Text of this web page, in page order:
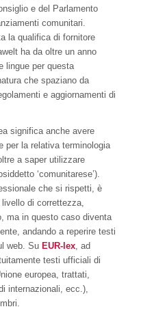
e del Parlamento
comunitari.
la qualifica di fornitore
ha da oltre un anno
lingue per questa
che spaziano da
e aggiornamenti di
significa anche avere
per la relativa terminologia
a saper utilizzare
‘comunitarese’).
che si rispetti, è
di correttezza,
ma in questo caso diventa
andando a reperire testi
web. Su EUR-lex, ad
testi ufficiali di
europea, trattati,
internazionali, ecc.),